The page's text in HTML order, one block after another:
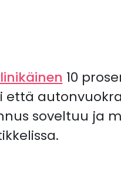
10
soveltuu ja